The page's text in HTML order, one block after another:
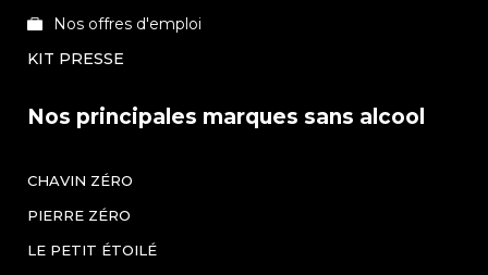
Nos offres d'emploi
KIT PRESSE
Nos principales marques sans alcool
CHAVIN ZÉRO
PIERRE ZÉRO
LE PETIT ÉTOILÉ